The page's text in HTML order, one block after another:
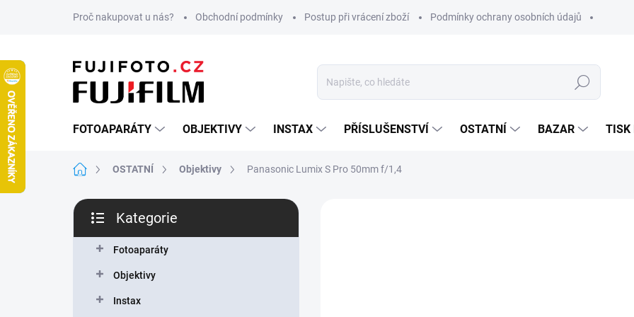
Proč nakupovat u nás? Obchodní podmínky Postup při vrácení zboží Podmínky ochrany osobních údajů
Hledat
FOTOAPARÁTY OBJEKTIVY INSTAX PŘÍSLUŠENSTVÍ OSTATNÍ BAZAR TISK
Domů OSTATNÍ Objektivy Panasonic Lumix S Pro 50mm f/1,4
P
s
kategorie
Kategorie
Fotoaparáty
Objektivy
Instax